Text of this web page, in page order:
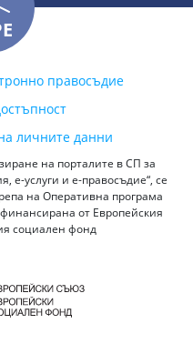
правосъдие
личните данни
на порталите в СП за
е-услуги и е-правосъдие“, се
на Оперативна програма
от Европейския
социален фонд